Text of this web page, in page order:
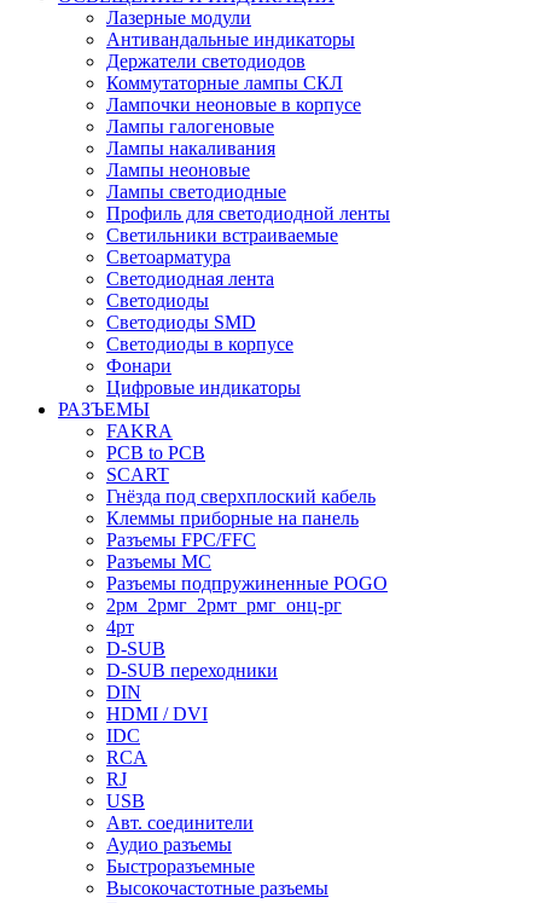
Лазерные модули
Антивандальные индикаторы
Держатели светодиодов
Коммутаторные лампы СКЛ
Лампочки неоновые в корпусе
Лампы галогеновые
Лампы накаливания
Лампы неоновые
Лампы светодиодные
Профиль для светодиодной ленты
Светильники встраиваемые
Светоарматура
Светодиодная лента
Светодиоды
Светодиоды SMD
Светодиоды в корпусе
Фонари
Цифровые индикаторы
РАЗЪЕМЫ
FAKRA
PCB to PCB
SCART
Гнёзда под сверхплоский кабель
Клеммы приборные на панель
Разъемы FPC/FFC
Разъемы MC
Разъемы подпружиненные POGO
2рм_2рмг_2рмт_рмг_онц-рг
4рт
D-SUB
D-SUB переходники
DIN
HDMI / DVI
IDC
RCA
RJ
USB
Авт. соединители
Аудио разъемы
Быстроразъемные
Высокочастотные разъемы